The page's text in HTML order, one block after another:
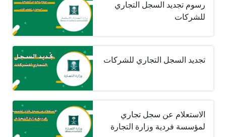
رسوم تجديد السجل التجاري
للشركات
تجديد السجل التجاري للشركات
الاستعلام عن سجل تجاري
لمؤسسة فردية وزارة التجارة